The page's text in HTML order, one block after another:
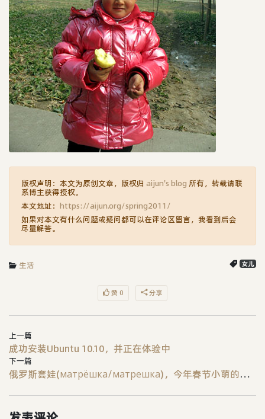
版权声明：本文为原创文章，版权归 aijun's blog 所有，转载请联
系博主获得授权。
本文地址： https://aijun.org/spring2011/
如果对本文有什么问题或疑问都可以在评论区留言，我看到后会
尽量解答。
生活 女儿
赞 0 分享
上一篇
成功安装Ubuntu 10.10，并正在体验中
下一篇
俄罗斯套娃(матрёшка/матрешка)，今年春节小萌的玩具